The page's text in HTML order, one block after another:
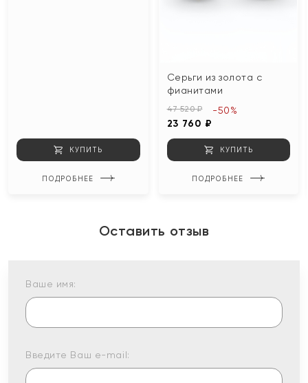
КУПИТЬ
ПОДРОБНЕЕ
Серьги из золота с
фианитами
47 520 ₽
23 760 ₽
-50%
КУПИТЬ
ПОДРОБНЕЕ
Оставить отзыв
Ваше имя:
Введите Ваш e-mail: